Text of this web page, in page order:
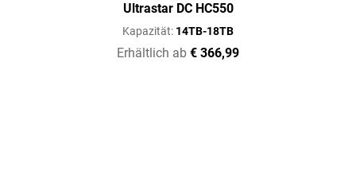
Ultrastar DC HC550
Kapazität: 14TB-18TB
Erhältlich ab € 366,99